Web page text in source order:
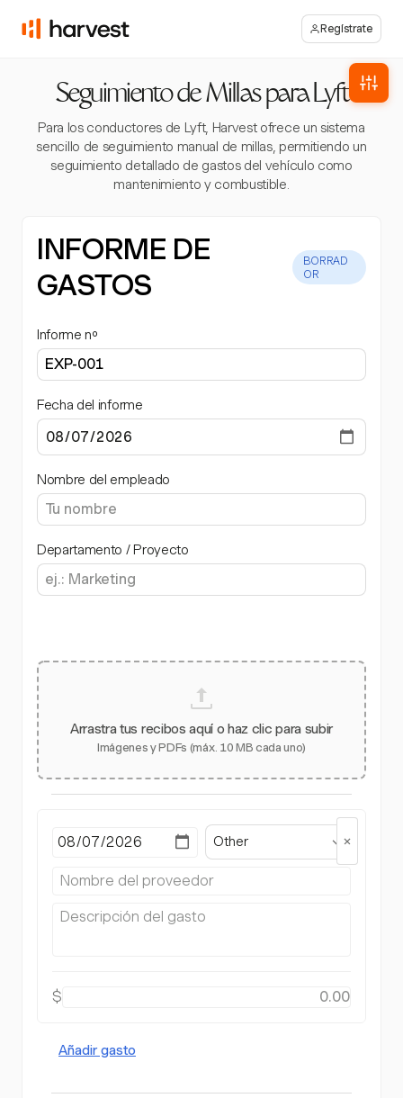
Regístrate
Seguimiento de Millas para Lyft
Para los conductores de Lyft, Harvest ofrece un sistema
sencillo de seguimiento manual de millas, permitiendo un
seguimiento detallado de gastos del vehículo como
mantenimiento y combustible.
INFORME DE
GASTOS
BORRAD
OR
Informe nº
Fecha del informe
Nombre del empleado
Departamento / Proyecto
Arrastra tus recibos aquí o haz clic para subir
Imágenes y PDFs (máx. 10 MB cada uno)
Other
$
Añadir gasto